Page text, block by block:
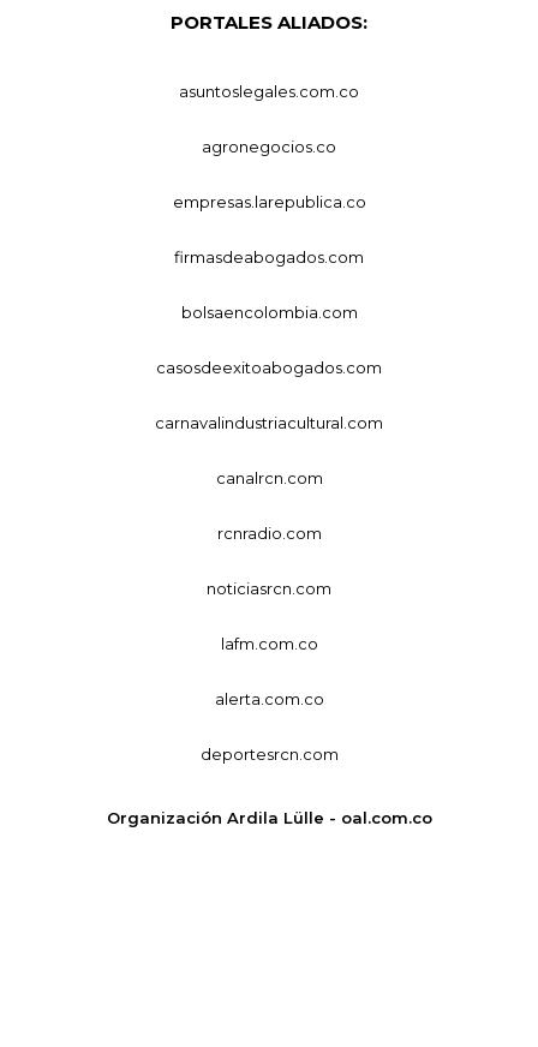
PORTALES ALIADOS:
asuntoslegales.com.co
agronegocios.co
empresas.larepublica.co
firmasdeabogados.com
bolsaencolombia.com
casosdeexitoabogados.com
carnavalindustriacultural.com
canalrcn.com
rcnradio.com
noticiasrcn.com
lafm.com.co
alerta.com.co
deportesrcn.com
Organización Ardila Lülle - oal.com.co